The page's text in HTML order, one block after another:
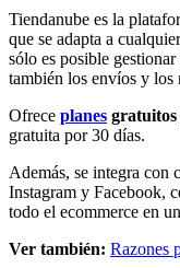
Tiendanube es la
que se adapta a
sólo es posible
también los envíos y los
Ofrece planes gratuitos
gratuita por 30 días.
Además, se integra con
Instagram y Facebook,
todo el ecommerce en
Ver también: Razones